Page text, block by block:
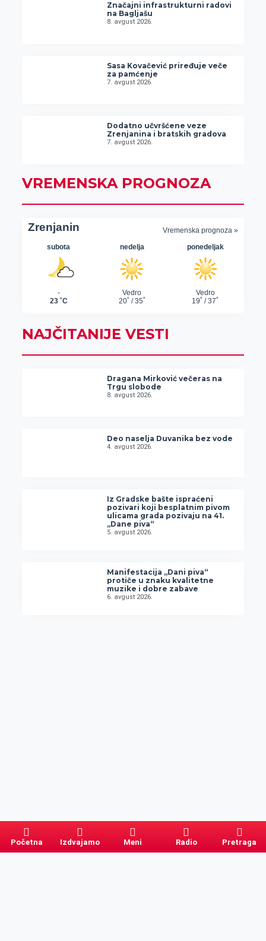
Značajni infrastrukturni radovi
na Bagljašu
8. avgust 2026.
Sasa Kovačević priređuje veče
za pamćenje
7. avgust 2026.
Dodatno učvršćene veze
Zrenjanina i bratskih gradova
7. avgust 2026.
VREMENSKA PROGNOZA
NAJČITANIJE VESTI
Dragana Mirković večeras na
Trgu slobode
8. avgust 2026.
Deo naselja Duvanika bez vode
4. avgust 2026.
Iz Gradske bašte ispraćeni
pozivari koji besplatnim pivom
ulicama grada pozivaju na 41.
„Dane piva“
5. avgust 2026.
Manifestacija „Dani piva“
protiče u znaku kvalitetne
muzike i dobre zabave
6. avgust 2026.
Početna Izdvajamo Meni Radio Pretraga